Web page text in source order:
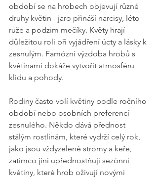
období se na hrobech objevují různé
druhy květin - jaro přináší narcisy, léto
růže a podzim mečíky. Květy hrají
důležitou roli při vyjádření úcty a lásky k
zesnulým. Famózní výzdoba hrobů s
květinami dokáže vytvořit atmosféru
klidu a pohody.
Rodiny často volí květiny podle ročního
období nebo osobních preferencí
zesnulého. Někdo dává přednost
stálým rostlinám, které vydrží celý rok,
jako jsou vždyzelené stromy a keře,
zatímco jiní upřednostňují sezónní
květiny, které hrob oživují novými